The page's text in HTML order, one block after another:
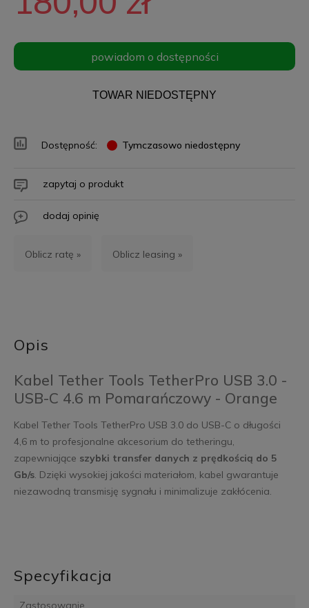
powiadom o dostępności
TOWAR NIEDOSTĘPNY
Dostępność: Tymczasowo niedostępny
zapytaj o produkt
dodaj opinię
Oblicz ratę » Oblicz leasing »
Opis
Kabel Tether Tools TetherPro USB 3.0 -
USB-C 4.6 m Pomarańczowy - Orange
Kabel Tether Tools TetherPro USB 3.0 do USB-C o długości
4,6 m to profesjonalne akcesorium do tetheringu,
zapewniające szybki transfer danych z prędkością do 5
Gb/s. Dzięki wysokiej jakości materiałom, kabel gwarantuje
niezawodną transmisję sygnału i minimalizuje zakłócenia.
Specyfikacja